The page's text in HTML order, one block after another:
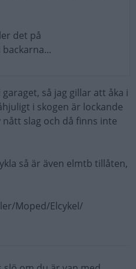
det på
så jag gillar att åka i
i skogen är lockande
slag och då finns inte
så är även elmtb tillåten,
Moped/Elcykel/